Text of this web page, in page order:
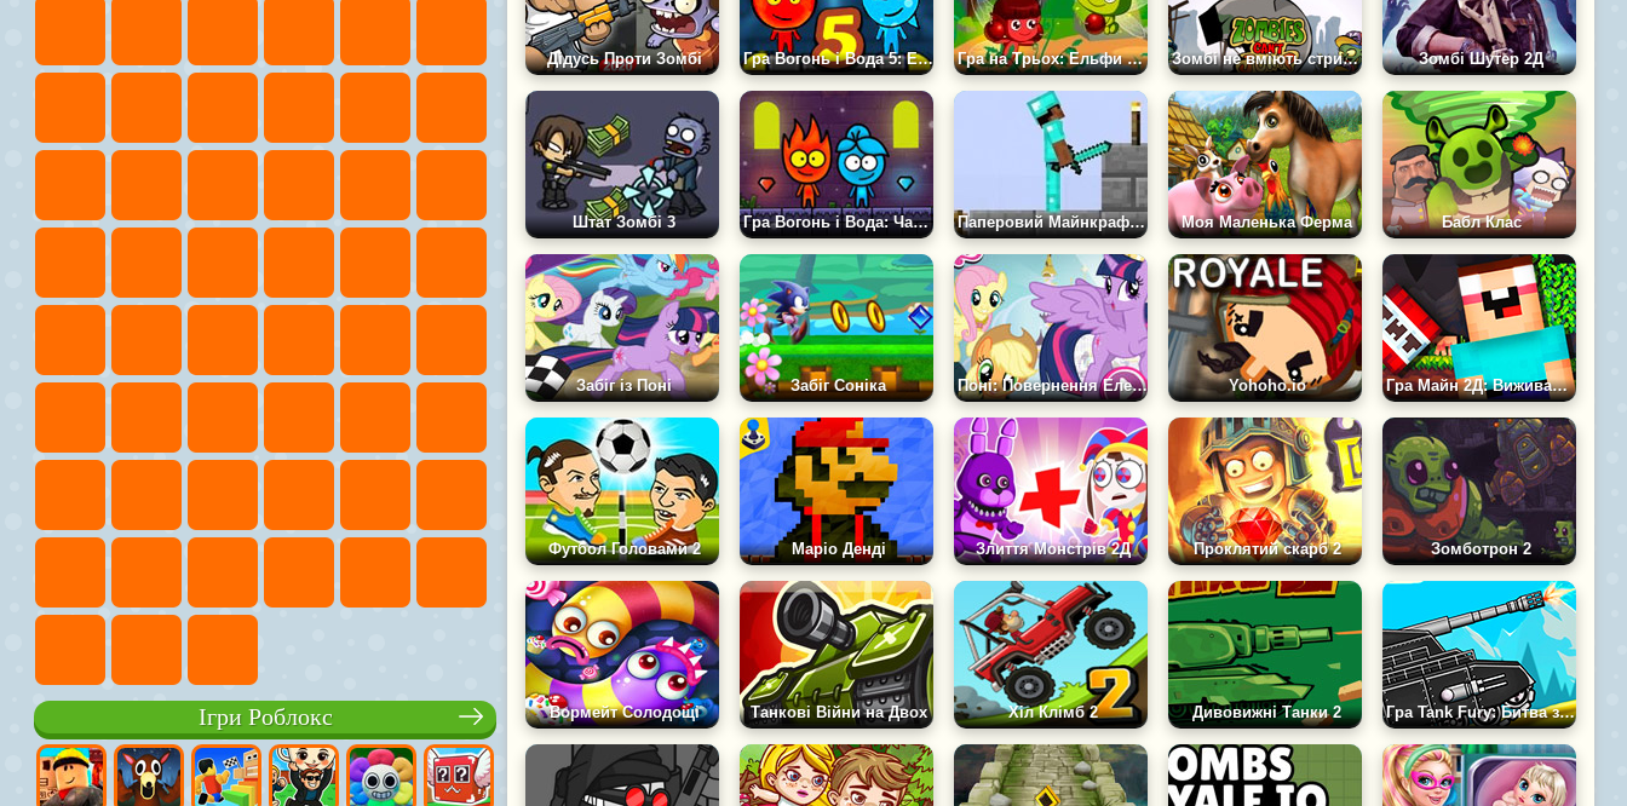
Ігри Роблокс
Дідусь Проти Зомбі Гра Вогонь і Вода 5: Елементи Гра на Трьох: Ельфи Проти Зомбі Зомбі не вміють стрибати 2 Зомбі Шутер 2Д
Штат Зомбі 3 Гра Вогонь і Вода: Чарівний Храм Паперовий Майнкрафт 2Д Моя Маленька Ферма Бабл Клас
Забіг із Поні Забіг Соніка Поні: Повернення Елементів Магії Yohoho.io Гра Майн 2Д: Виживання Херобрин
Футбол Головами 2 Маріо Денді Злиття Монстрів 2Д Проклятий скарб 2 Зомботрон 2
Вормейт Солодощі Танкові Війни на Двох Хіл Клімб 2 Дивовижні Танки 2 Гра Tank Fury: Битва з Босом 2D